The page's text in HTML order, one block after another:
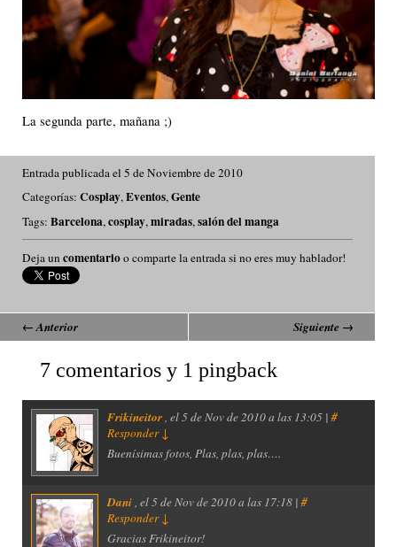
La segunda parte, mañana ;)
Entrada publicada el 5 de Noviembre de 2010
Categorías: Cosplay,Eventos,Gente
Tags: Barcelona,cosplay,miradas,salón del manga
Deja un comentarioo comparte la entrada si no eres muy hablador!
←Anterior Siguiente →
7 comentarios y 1 pingback
Frikineitor, el5 de Nov de 2010 a las 13:05 |#
Responder↓
Buenísimas fotos, Plas, plas, plas….
Dani, el5 de Nov de 2010 a las 17:18 |#
Responder↓
Gracias Frikineitor!